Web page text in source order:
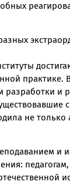
практике.
разработки и
не только
и
педагогам,